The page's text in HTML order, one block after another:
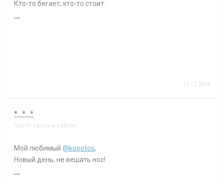
Кто-то бегает, кто-то стоит.
17.12.2015
* * *
Где-то здесь и сейчас
Мой любимый @kopotos,
Новый день, не вешать нос!